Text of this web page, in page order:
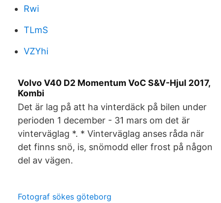
Rwi
TLmS
VZYhi
Volvo V40 D2 Momentum VoC S&V-Hjul 2017,
Kombi
Det är lag på att ha vinterdäck på bilen under
perioden 1 december - 31 mars om det är
vinterväglag *. * Vinterväglag anses råda när
det finns snö, is, snömodd eller frost på någon
del av vägen.
Fotograf sökes göteborg